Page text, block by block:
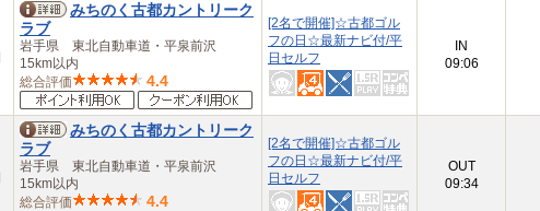
みちのく古都カントリーク
ラブ
岩手県 東北自動車道・平泉前沢
15km以内
総合評価
4.4
[2名で開催]☆古都ゴル
フの日☆最新ナビ付/平
日セルフ
IN
09:06
みちのく古都カントリーク
ラブ
岩手県 東北自動車道・平泉前沢
15km以内
総合評価
4.4
[2名で開催]☆古都ゴル
フの日☆最新ナビ付/平
日セルフ
OUT
09:34